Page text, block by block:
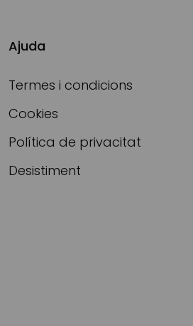
Ajuda
Termes i condicions
Cookies
Política de privacitat
Desistiment